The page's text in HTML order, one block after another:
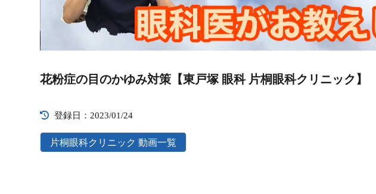
Player
花粉症の目のかゆみ対策【東戸塚 眼科 片桐眼科クリニック】
登録日：2023/01/24
片桐眼科クリニック 動画一覧